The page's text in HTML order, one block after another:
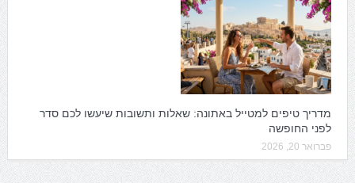
מדריך טיפים למטייל באתונה: שאלות ותשובות שיעשו לכם סדר
לפני החופשה
פברואר 20, 2026